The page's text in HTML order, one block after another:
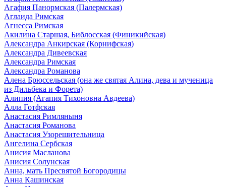
Агафия Панормская (Палермская)
Аглаида Римская
Агнесса Римская
Акили́на Старшая, Библосская (Финикийская)
Александра Анкирская (Корнифская)
Александра Дивеевская
Александра Римская
Александра Романова
Алена Брюссельская (она же святая Алина, дева и мученица
из Дильбека и Форета)
Алипия (Агапия Тихоновна Авдеева)
Алла Готфская
Анастасия Римляныня
Анастасия Романова
Анастасия Узорешительница
Ангелина Сербская
Анисия Масланова
Анисия Солунская
Анна, мать Пресвятой Богородицы
Анна Кашинская